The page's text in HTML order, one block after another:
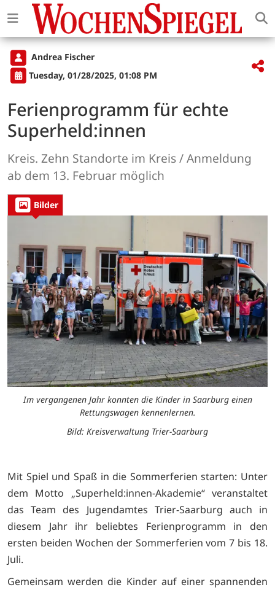
Andrea Fischer
Tuesday, 01/28/2025, 01:08 PM
Ferienprogramm für echte
Superheld:innen
Kreis. Zehn Standorte im Kreis / Anmeldung
ab dem 13. Februar möglich
Bilder
Im vergangenen Jahr konnten die Kinder in Saarburg einen
Rettungswagen kennenlernen.
Bild: Kreisverwaltung Trier-Saarburg
Mit Spiel und Spaß in die Sommerferien starten: Unter
dem Motto „Superheld:innen-Akademie“ veranstaltet
das Team des Jugendamtes Trier-Saarburg auch in
diesem Jahr ihr beliebtes Ferienprogramm in den
ersten beiden Wochen der Sommerferien vom 7 bis 18.
Juli.
Gemeinsam werden die Kinder auf einer spannenden